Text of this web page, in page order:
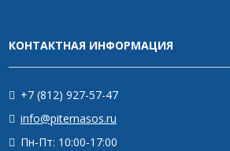
КОНТАКТНАЯ ИНФОРМАЦИЯ
+7 (812) 927-57-47
info@piternasos.ru
Пн-Пт: 10:00-17:00